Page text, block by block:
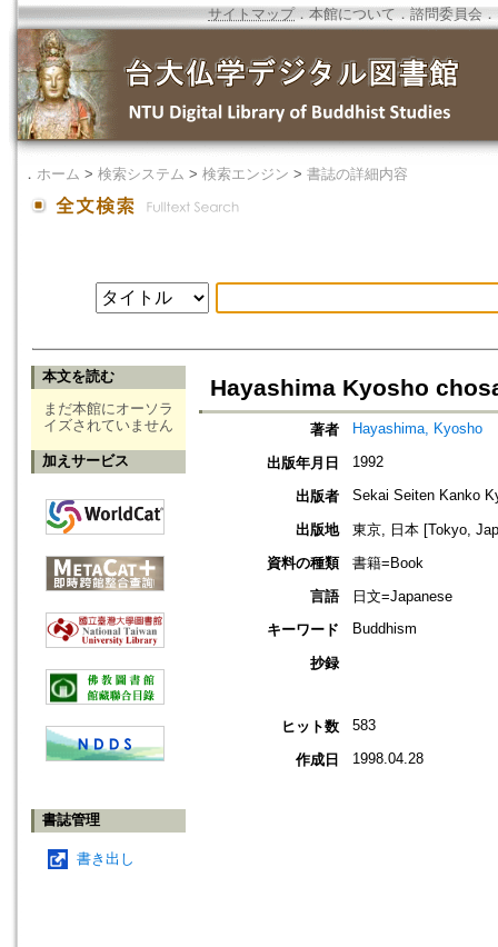
サイトマップ．本館について ． 諮問委員会 ．
． ホーム > 検索システム > 検索エンジン > 書誌の詳細内容
本文を読む
まだ本館にオーソラ
イズされていません
加えサービス
書誌管理
書き出し
Hayashima Kyosho
著者 Hayashima, Kyosho
出版年月日 1992
出版者 Sekai Seiten Kanko
出版地
東京, 日本 [Tokyo,
資料の種類
書籍=Book
言語
日文=Japanese
キーワード
Buddhism
抄録
ヒット数 583
作成日 1998.04.28